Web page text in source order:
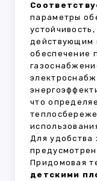
параметры
действующим
обеспечение
что
Для удобства
Придомовая
детскими